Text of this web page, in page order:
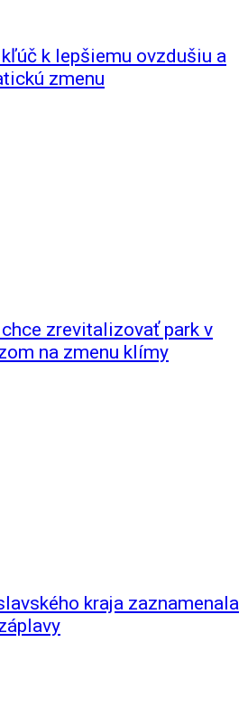
k lepšiemu ovzdušiu a
zmenu
zrevitalizovať park v
na zmenu klímy
kraja zaznamenala